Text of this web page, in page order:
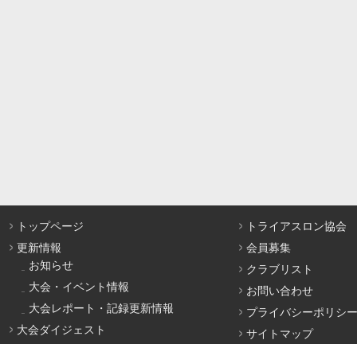
トップページ
更新情報
お知らせ
大会・イベント情報
大会レポート・記録更新情報
大会ダイジェスト
トライアスロン協会
会員募集
クラブリスト
お問い合わせ
プライバシーポリシー
サイトマップ